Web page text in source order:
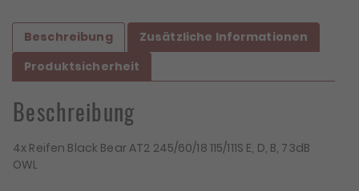
Beschreibung
Zusätzliche Informationen
Produktsicherheit
Beschreibung
4x Reifen Black Bear AT2 245/60/18 115/111S E, D, B, 73dB
OWL